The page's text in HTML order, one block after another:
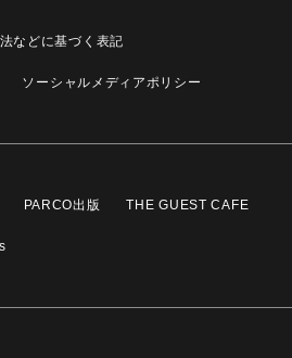
などに基づく表記
ソーシャルメディアポリシー
PARCO出版 THE GUEST CAFE